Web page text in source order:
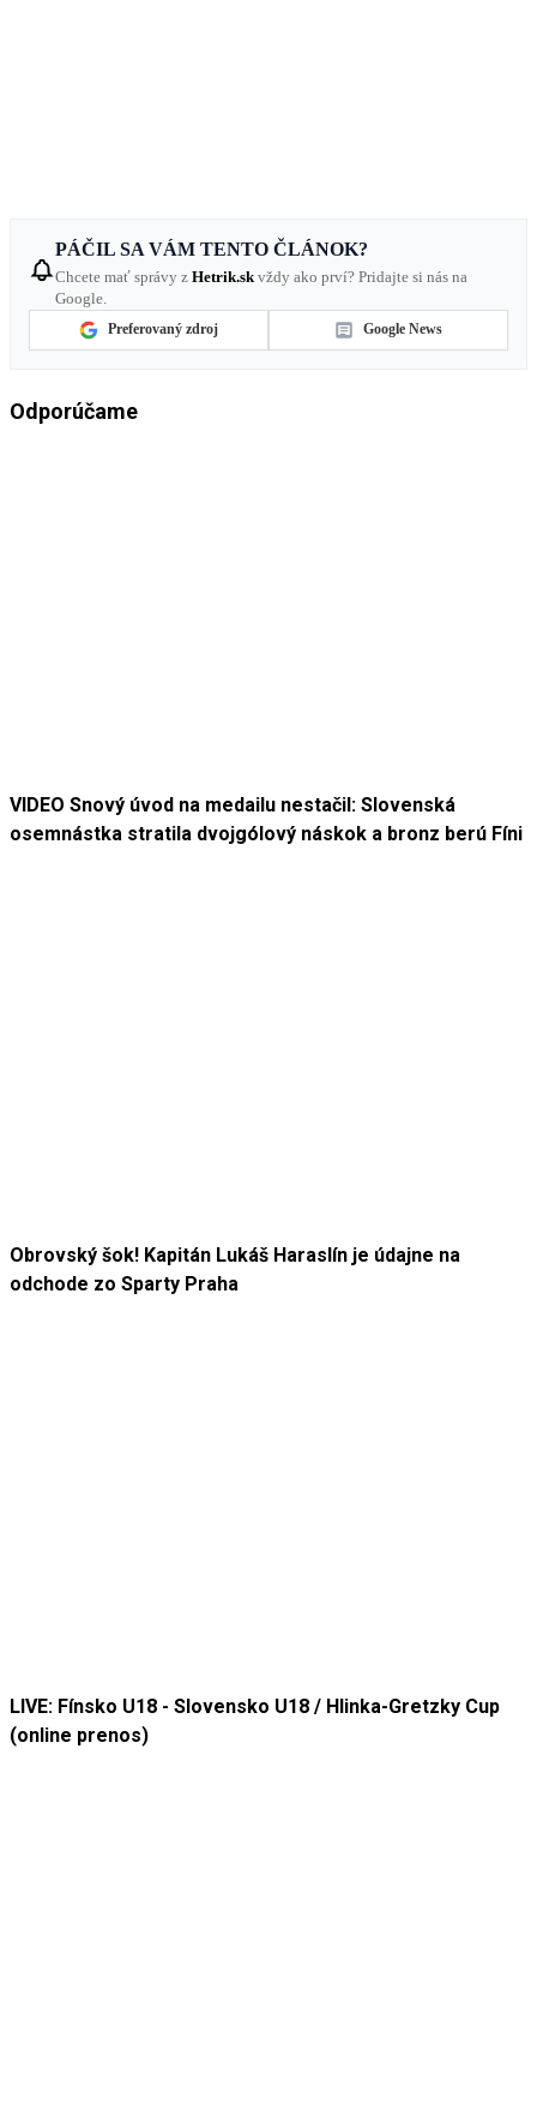
PÁČIL SA VÁM TENTO ČLÁNOK?
Chcete mať správy z Hetrik.sk vždy ako prví? Pridajte si nás na
Google.
Preferovaný zdroj Google News
Odporúčame
VIDEO Snový úvod na medailu nestačil: Slovenská
osemnástka stratila dvojgólový náskok a bronz berú Fíni
Obrovský šok! Kapitán Lukáš Haraslín je údajne na
odchode zo Sparty Praha
LIVE: Fínsko U18 - Slovensko U18 / Hlinka-Gretzky Cup
(online prenos)